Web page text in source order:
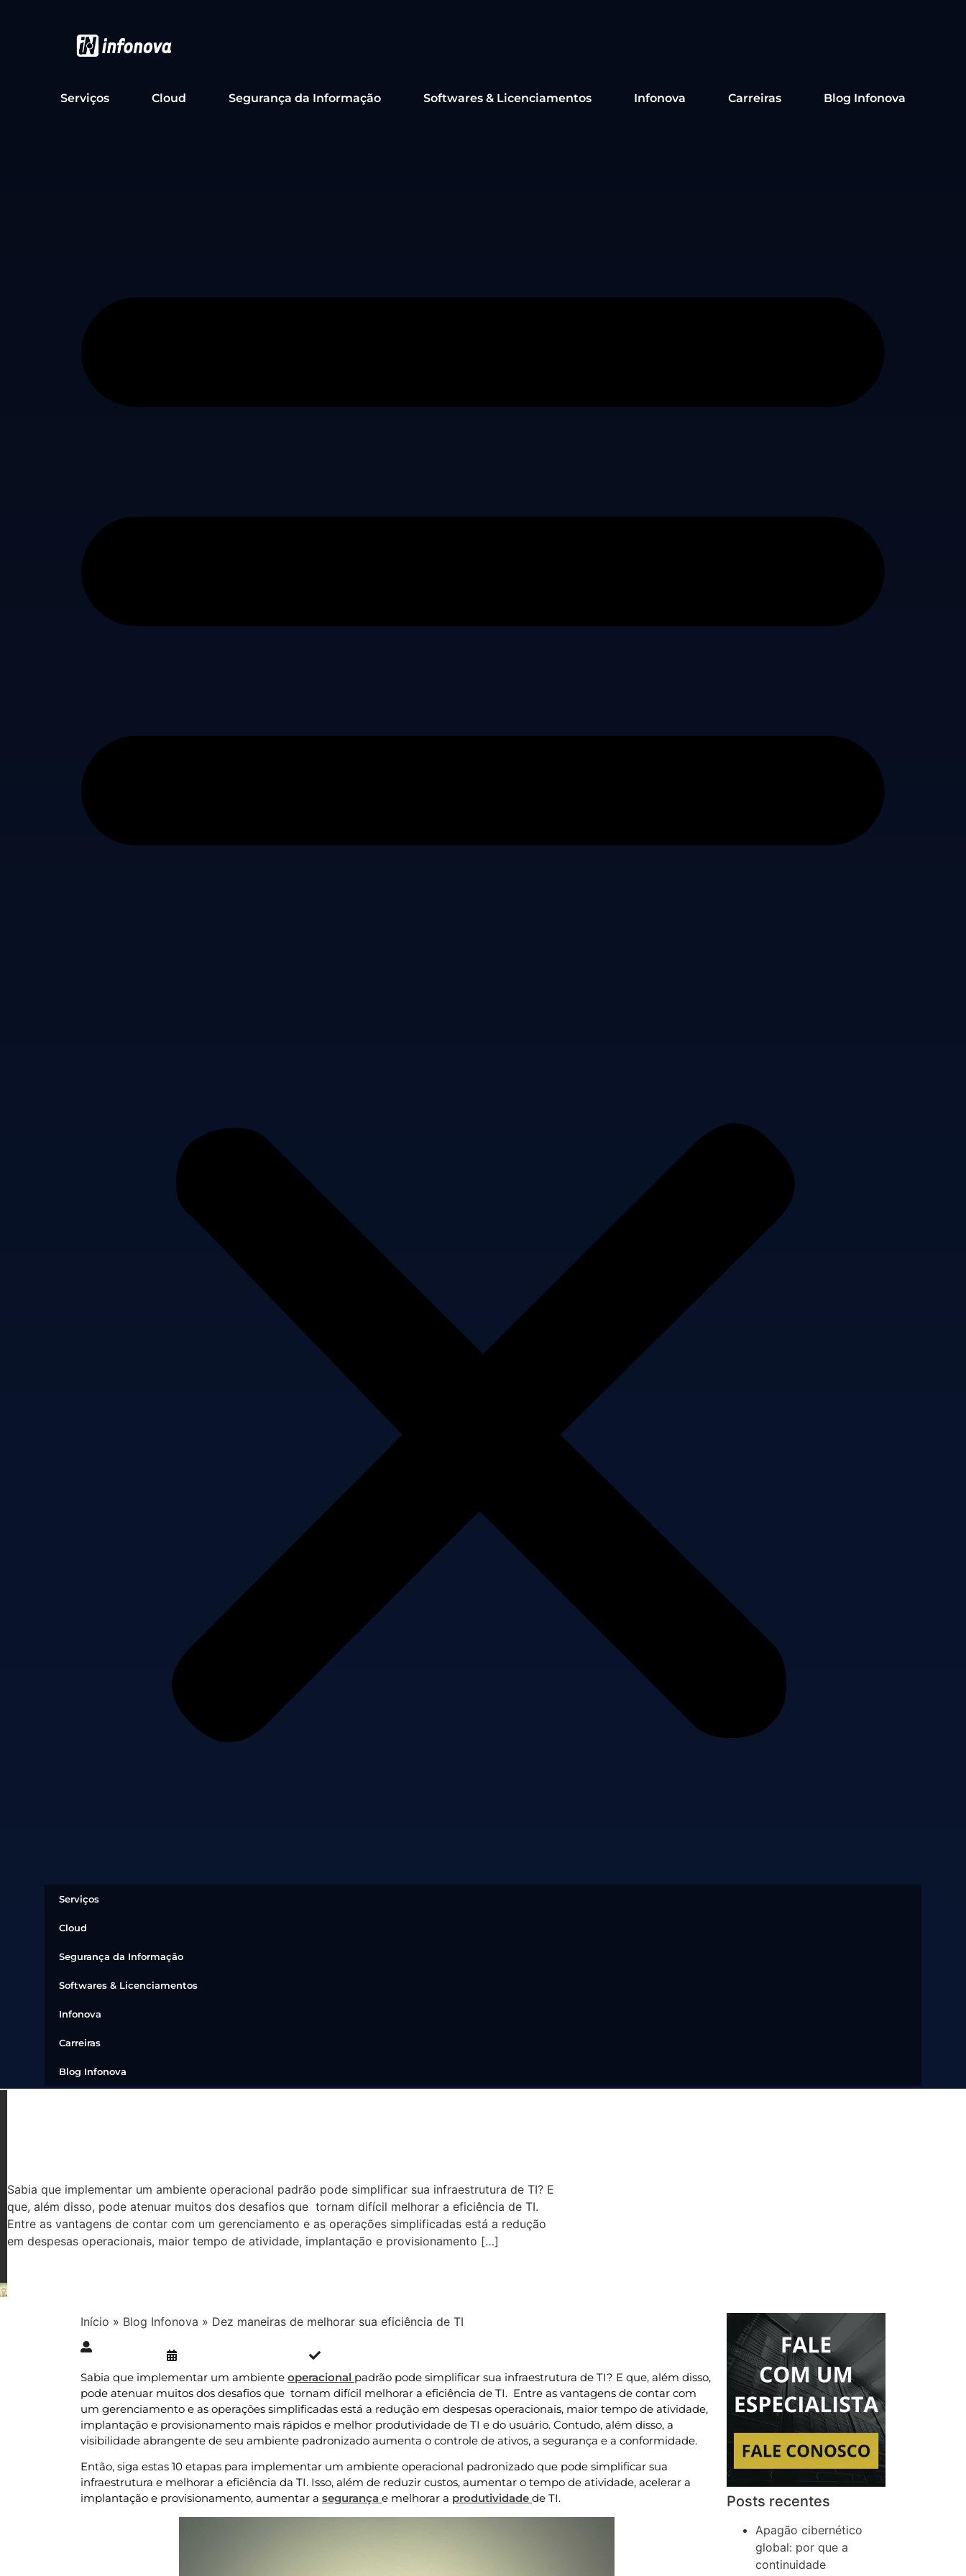
Serviços Cloud Segurança da Informação Softwares & Licenciamentos Infonova Carreiras Blog Infonova
Serviços
Cloud
Segurança da Informação
Softwares & Licenciamentos
Infonova
Carreiras
Blog Infonova
Sabia que implementar um ambiente operacional padrão pode simplificar sua infraestrutura de TI? E
que, além disso, pode atenuar muitos dos desafios que tornam difícil melhorar a eficiência de TI.
Entre as vantagens de contar com um gerenciamento e as operações simplificadas está a redução
em despesas operacionais, maior tempo de atividade, implantação e provisionamento […]
Início » Blog Infonova » Dez maneiras de melhorar sua eficiência de TI
Sabia que implementar um ambiente operacional padrão pode simplificar sua infraestrutura de TI? E que, além disso,
pode atenuar muitos dos desafios que tornam difícil melhorar a eficiência de TI. Entre as vantagens de contar com
um gerenciamento e as operações simplificadas está a redução em despesas operacionais, maior tempo de atividade,
implantação e provisionamento mais rápidos e melhor produtividade de TI e do usuário. Contudo, além disso, a
visibilidade abrangente de seu ambiente padronizado aumenta o controle de ativos, a segurança e a conformidade.
Então, siga estas 10 etapas para implementar um ambiente operacional padronizado que pode simplificar sua
infraestrutura e melhorar a eficiência da TI. Isso, além de reduzir custos, aumentar o tempo de atividade, acelerar a
implantação e provisionamento, aumentar a segurança e melhorar a produtividade de TI. Posts recentes
Apagão cibernético
global: por que a
continuidade